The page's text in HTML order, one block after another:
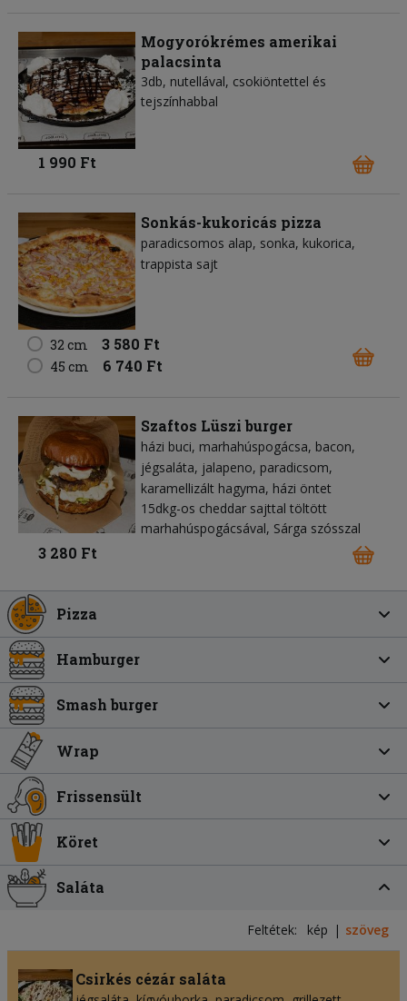
Mogyorókrémes amerikai
palacsinta
3db, nutellával, csokiöntettel és
tejszínhabbal
1 990 Ft
Sonkás-kukoricás pizza
paradicsomos alap sonka kukorica
trappista sajt
32 cm 3 580 Ft
45 cm 6 740 Ft
Szaftos Lüszi burger
házi buci marhahúspogácsa bacon
jégsaláta jalapeno paradicsom
karamellizált hagyma házi öntet
15dkg-os cheddar sajttal töltött
marhahúspogácsával, Sárga szósszal
3 280 Ft
Pizza
Hamburger
Smash burger
Wrap
Frissensült
Köret
Saláta
Feltétek: kép szöveg
Csirkés cézár saláta